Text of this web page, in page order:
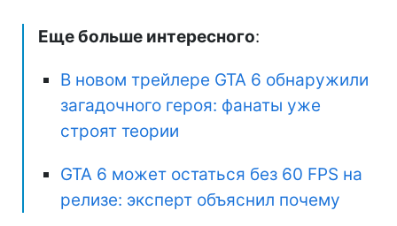
Еще больше интересного:
В новом трейлере GTA 6 обнаружили
загадочного героя: фанаты уже
строят теории
GTA 6 может остаться без 60 FPS на
релизе: эксперт объяснил почему